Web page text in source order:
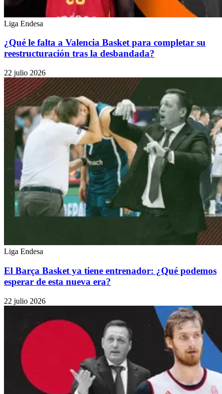
Liga Endesa
¿Qué le falta a Valencia Basket para completar su
reestructuración tras la desbandada?
22 julio 2026
Liga Endesa
El Barça Basket ya tiene entrenador: ¿Qué podemos
esperar de esta nueva era?
22 julio 2026